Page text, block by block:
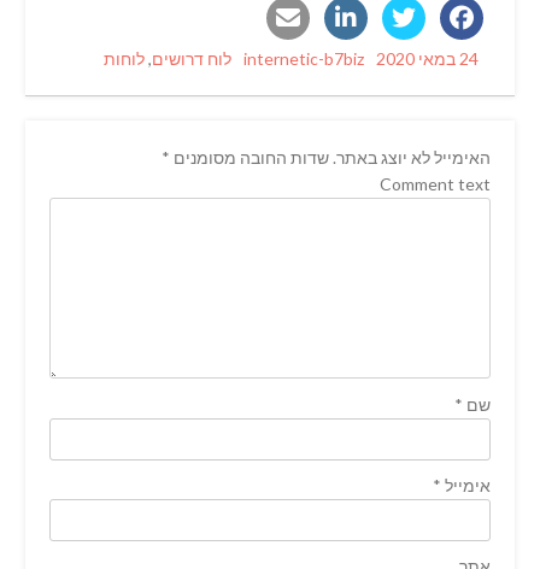
Posted
24 במאי 2020 Author
internetic-b7biz
Categories
לוח דרושים,לוחות
האימייל לא יוצג באתר. שדות החובה מסומנים *
Comment text
שם *
אימייל *